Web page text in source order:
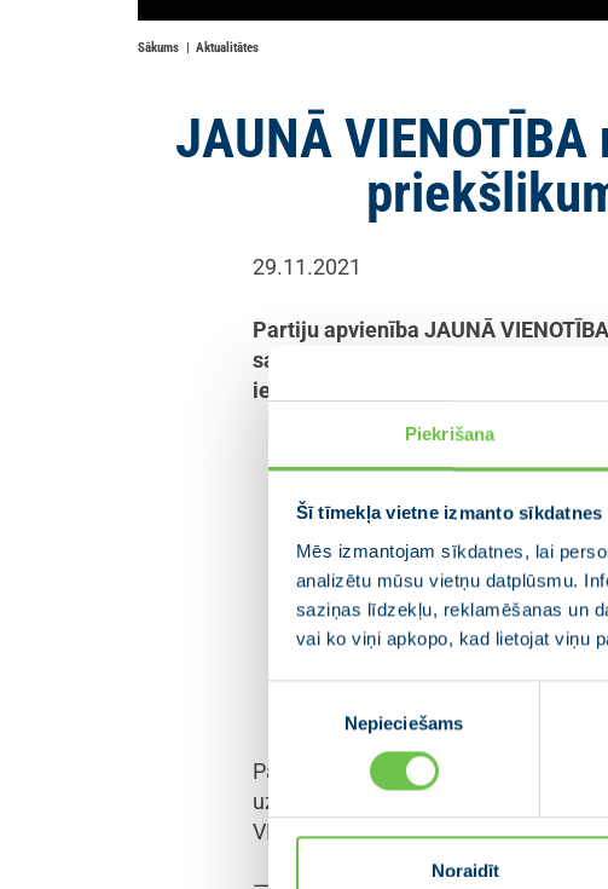
Piekrišana
Šī tīmekļa vietne izmanto sīkdatnes
Mēs izmantojam sīkdatnes, lai
analizētu mūsu vietņu datplūsmu.
saziņas līdzekļu, reklamēšanas un
vai ko viņi apkopo, kad lietojat viņu
Nepieciešams
Noraidīt
Sākums Aktualitātes
JAUNĀ
29.11.2021
Partiju apvienība JAUNĀ
sagatavotos priekšlikumus
iepirkumos drīkst piedalīties tikai
atklātā būvnieku karteļa lieta atklāja
no publiskajiem līdzekļiem, tai skaitā
zaudējumus, gan arī radījusi riskus
likuma grozījumi paredz skaidru
Partiju apvienībai JAUNĀ
uzņēmumiem, par kuru godaprātu ir
VIENOTĪBA šodien aicinās diskutēt